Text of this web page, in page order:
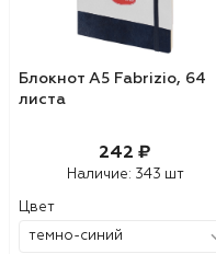
Блокнот А5 Fabrizio, 64
листа
242 ₽
Наличие: 343 шт
Цвет